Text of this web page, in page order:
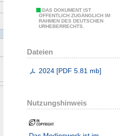
DAS DOKUMENT IST
ÖFFENTLICH ZUGÄNGLICH IM
RAHMEN DES DEUTSCHEN
URHEBERRECHTS.
Dateien
2024 [PDF 5.81 mb]
Nutzungshinweis